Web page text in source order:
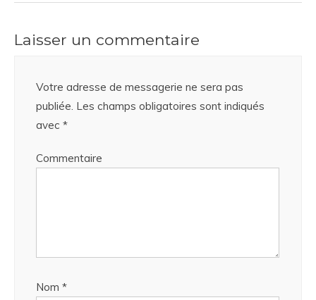
Laisser un commentaire
Votre adresse de messagerie ne sera pas
publiée. Les champs obligatoires sont indiqués
avec *
Commentaire
Nom *